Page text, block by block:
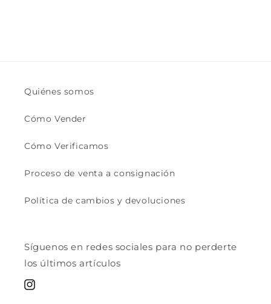
Quiénes somos
Cómo Vender
Cómo Verificamos
Proceso de venta a consignación
Política de cambios y devoluciones
Síguenos en redes sociales para no perderte
los últimos artículos
Instagram